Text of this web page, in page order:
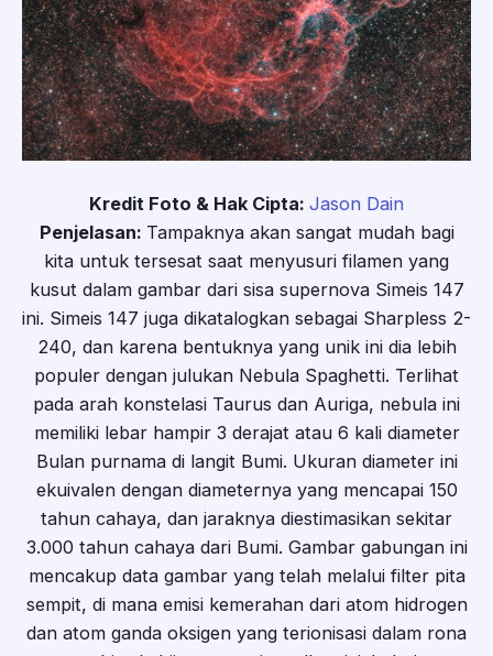
Kredit Foto & Hak Cipta: Jason Dain
Penjelasan: Tampaknya akan sangat mudah bagi
kita untuk tersesat saat menyusuri filamen yang
kusut dalam gambar dari sisa supernova Simeis 147
ini. Simeis 147 juga dikatalogkan sebagai Sharpless 2-
240, dan karena bentuknya yang unik ini dia lebih
populer dengan julukan Nebula Spaghetti. Terlihat
pada arah konstelasi Taurus dan Auriga, nebula ini
memiliki lebar hampir 3 derajat atau 6 kali diameter
Bulan purnama di langit Bumi. Ukuran diameter ini
ekuivalen dengan diameternya yang mencapai 150
tahun cahaya, dan jaraknya diestimasikan sekitar
3.000 tahun cahaya dari Bumi. Gambar gabungan ini
mencakup data gambar yang telah melalui filter pita
sempit, di mana emisi kemerahan dari atom hidrogen
dan atom ganda oksigen yang terionisasi dalam rona